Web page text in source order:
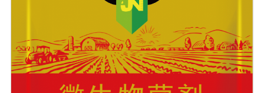
芽，加速茶树、果树、蔬菜等作物的生长，增加花蕾，促
类、甘蔗、桑树、树苗、果苗和攀缘作物生长得更快。2.
绿叶增强枝条，保护花朵和果实。使用后，叶子呈嫩绿
色，叶子又厚又亮。果树、瓜类、豆类等作物在开花前后
喷洒，也可防止谢花落果。具有显著的保花保果作用，也
是大量元素水溶性肥料的主要作用之一。3.果实大、颗粒
重、早熟、高产果树、瓜类、豆类等多种作物。在果实期